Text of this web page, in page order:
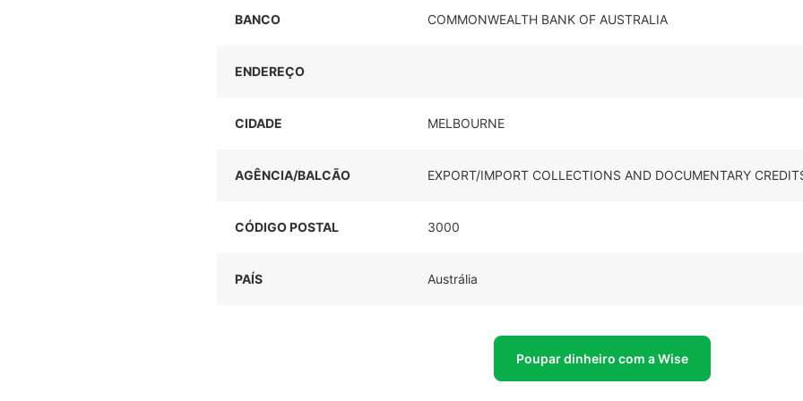
BANCO COMMONWEALTH BANK OF AUSTRALIA
ENDEREÇO
CIDADE MELBOURNE
AGÊNCIA/BALCÃO EXPORT/IMPORT COLLECTIONS AND DOCUMENTARY
CÓDIGO POSTAL 3000
PAÍS Austrália
Poupar dinheiro com a Wise